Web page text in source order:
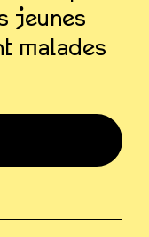
jeunes
malades